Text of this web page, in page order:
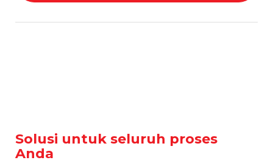
Solusi untuk seluruh proses
Anda